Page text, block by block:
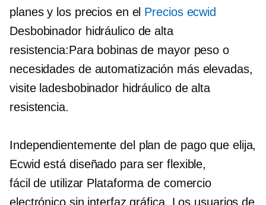
planes y los precios en el Precios ecwid
Desbobinador hidráulico de alta
resistencia:Para bobinas de mayor peso o
necesidades de automatización más elevadas,
visite ladesbobinador hidráulico de alta
resistencia.
Independientemente del plan de pago que elija,
Ecwid está diseñado para ser flexible,
fácil de utilizar Plataforma de comercio
electrónico sin interfaz gráfica. Los usuarios de